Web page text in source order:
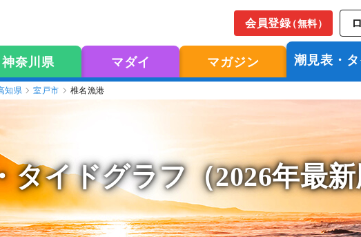
会員登録（無料）
神奈川県 マダイ マガジン 潮見表・
知県 室戸市 椎名漁港
タイドグラフ（2026年最新